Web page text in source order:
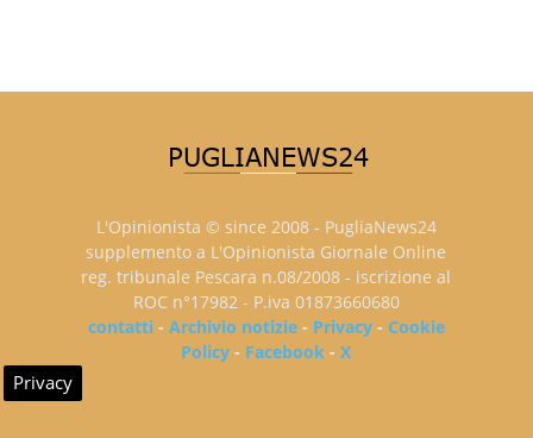
L'Opinionista © since 2008 - PugliaNews24
supplemento a L'Opinionista Giornale Online
reg. tribunale Pescara n.08/2008 - iscrizione al
ROC n°17982 - P.iva 01873660680
contatti- Archivio notizie- Privacy- Cookie
Policy - Facebook -X
Privacy